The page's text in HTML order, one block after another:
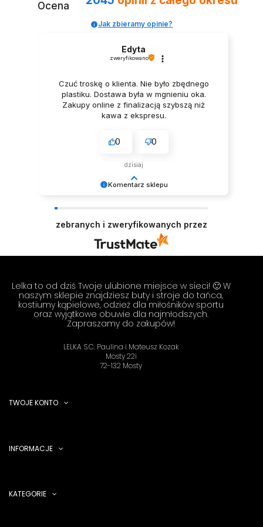
BUTY LED Z PODŚWIETLENIEM ŚWIECĄCE NA RZEP
Ocena
Jak zbieramy opinie?
Komentarz sklepu
możemy zapewnić odpowiednią obsługę tak
świetnym klientom. Dziękujemy raz jeszcze!
Zespół LELKA 🦋
Edyta
zweryfikowano
Czuć troskę o klienta. Nie było zbędnego
plastiku. Dostawa była w mgnieniu oka.
Zakupy online z finalizacją szybszą niż
kawa z ekspresu.
0 0
dzisiaj
zebranych i zweryfikowanych przez
Lelka to od dziś Twoje ulubione miejsce w sieci! 🙂 W
naszym sklepie znajdziesz buty i stroje do tańca,
kostiumy kąpielowe, odzież dla miłośników sportu
oraz wyjątkowe obuwie dla najmłodszych.
Zapraszamy do zakupów!
LELKA S.C. Paulina i Mateusz Kozak
Mosty 22i
72-132 Mosty
TWOJE KONTO
INFORMACJE
KATEGORIE